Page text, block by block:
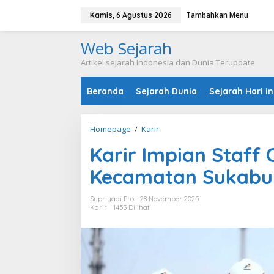
Kamis, 6 Agustus 2026 Tambahkan Menu
Web Sejarah
Artikel sejarah Indonesia dan Dunia Terupdate
Beranda Sejarah Dunia Sejarah Hari
Homepage / Karir
r
r
I
m
a
Karir Impian Staff
Kecamatan
Supriyadi Pro
28 November 2025
Karir
1453 Dilihat